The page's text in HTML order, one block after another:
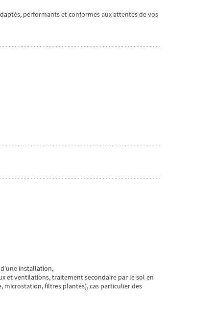
performants et conformes aux attentes de vos
installation,
et ventilations, traitement secondaire par le sol en
microstation, filtres plantés), cas particulier des